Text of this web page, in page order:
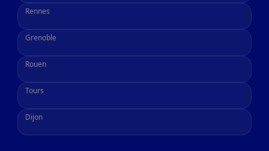
Rennes
Grenoble
Rouen
Tours
Dijon